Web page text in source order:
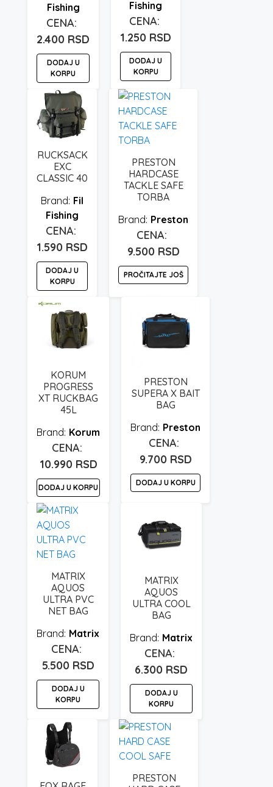
Fishing
2.400 RSD
DODAJ U
KORPU
Fishing
1.250 RSD
DODAJ U
KORPU
RUCKSACK
EXC
CLASSIC 40
Fil
Fishing
1.590 RSD
DODAJ U
KORPU
PRESTON
HARDCASE
TACKLE SAFE
TORBA
Preston
9.500 RSD
PROČITAJTE JOŠ
KORUM
PROGRESS
XT RUCKBAG
45L
Korum
10.990 RSD
DODAJ U KORPU
PRESTON
SUPERA X BAIT
BAG
Preston
9.700 RSD
DODAJ U KORPU
MATRIX
AQUOS
ULTRA PVC
NET BAG
Matrix
5.500 RSD
DODAJ U
KORPU
MATRIX
AQUOS
ULTRA COOL
BAG
Matrix
6.300 RSD
DODAJ U
KORPU
PRESTON